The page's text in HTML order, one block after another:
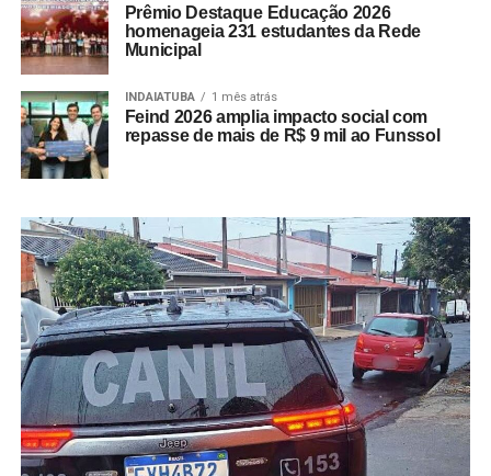
Prêmio Destaque Educação 2026
homenageia 231 estudantes da Rede
Municipal
INDAIATUBA 1 mês atrás
Feind 2026 amplia impacto social com
repasse de mais de R$ 9 mil ao Funssol